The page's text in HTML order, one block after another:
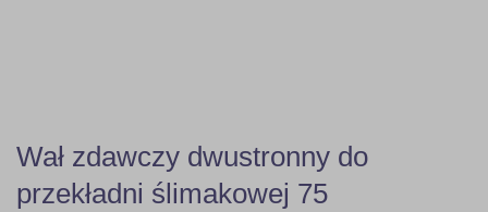
Wał zdawczy dwustronny do
przekładni ślimakowej 75